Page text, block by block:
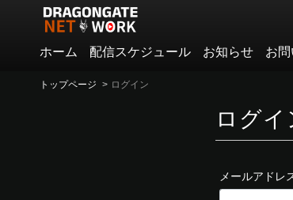
ホーム 配信スケジュール お知らせ お
トップページ ログイン
ログイ
メールアドレ